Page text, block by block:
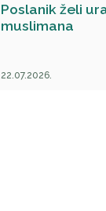
Poslanik želi
muslimana
22.07.2026.